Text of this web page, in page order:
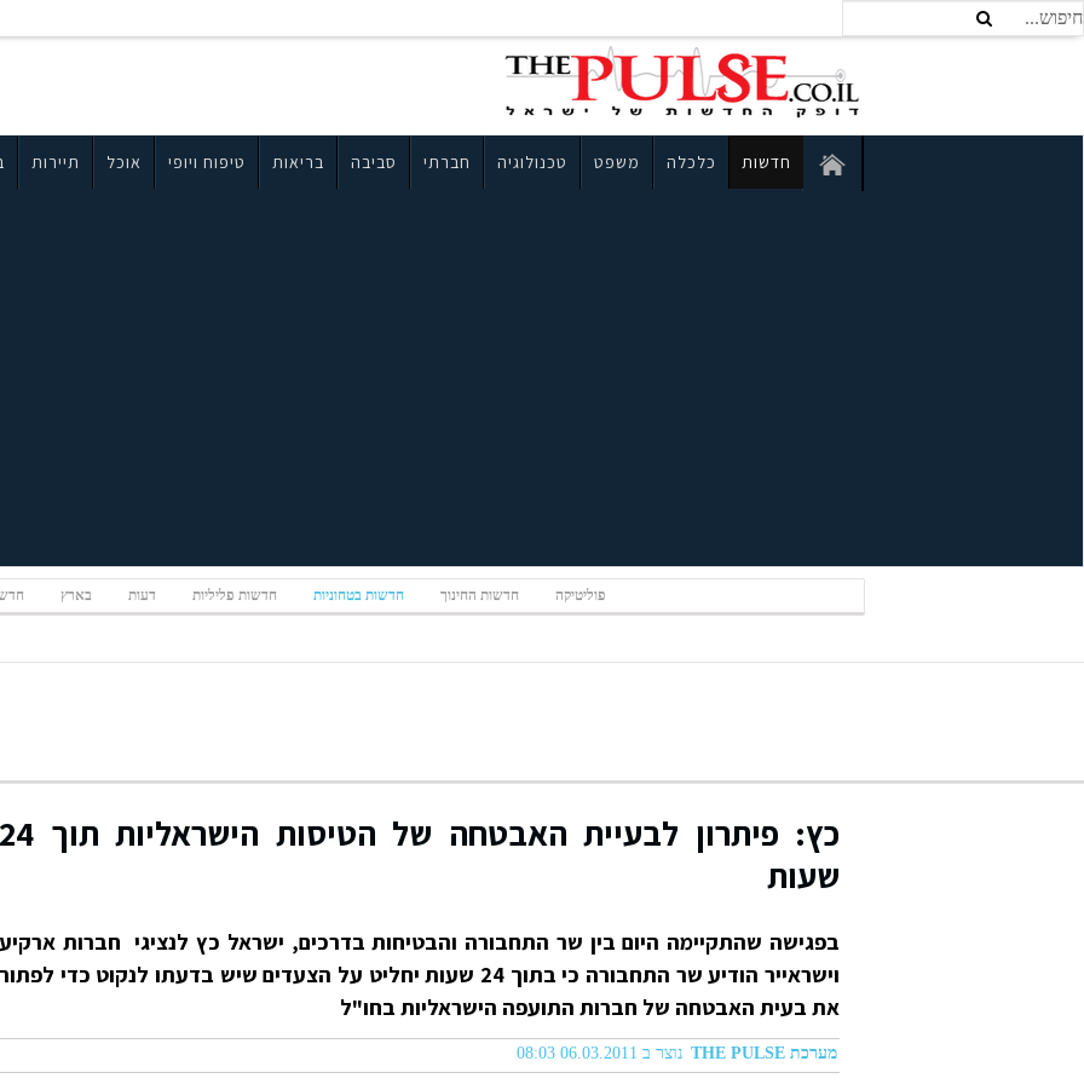
חדשות כלכלה משפט טכנולוגיה חברתי סביבה בריאות טיפוח ויופי אוכל תיירות
פוליטיקה חדשות החינוך חדשות בטחוניות חדשות פליליות דעות בארץ
כץ: פיתרון לבעיית האבטחה של הטיסות הישראליות תוך 24
שעות
בפגישה שהתקיימה היום בין שר התחבורה והבטיחות בדרכים, ישראל כץ לנציגי חברות ארקיע
וישראייר הודיע שר התחבורה כי בתוך 24 שעות יחליט על הצעדים שיש בדעתו לנקוט כדי לפתור
את בעית האבטחה של חברות התועפה הישראליות בחו"ל
מערכת THE PULSE נוצר ב 06.03.2011 08:03